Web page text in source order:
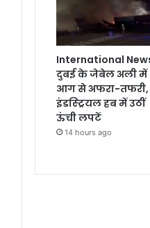
International
दुबई के जेबेल अली में
आग से अफरा-तफरी,
इंडस्ट्रियल हब में उठीं
ऊंची लपटें
14 hours ago